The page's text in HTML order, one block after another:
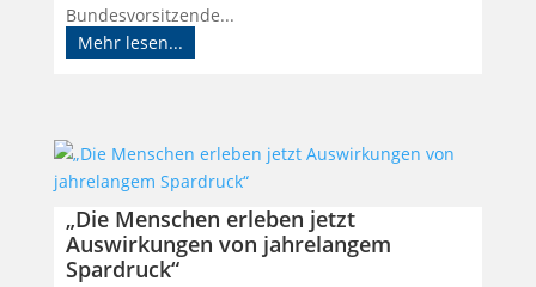
Bundesvorsitzende...
Mehr lesen...
„Die Menschen erleben jetzt
Auswirkungen von jahrelangem
Spardruck“